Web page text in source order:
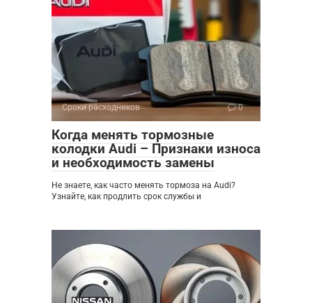
Сроки расходников 0
Когда менять тормозные
колодки Audi – Признаки износа
и необходимость замены
Не знаете, как часто менять тормоза на Audi?
Узнайте, как продлить срок службы и